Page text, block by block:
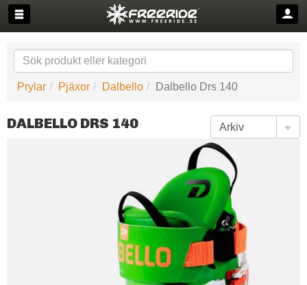
Prylar Pjäxor Dalbello Dalbello Drs 140
DALBELLO DRS 140